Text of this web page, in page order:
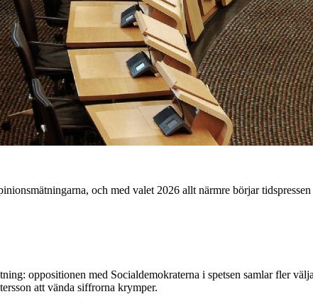
och med valet 2026 allt närmre börjar
oppositionen med Socialdemokraterna i spetsen samlar fler
att vända siffrorna krymper.